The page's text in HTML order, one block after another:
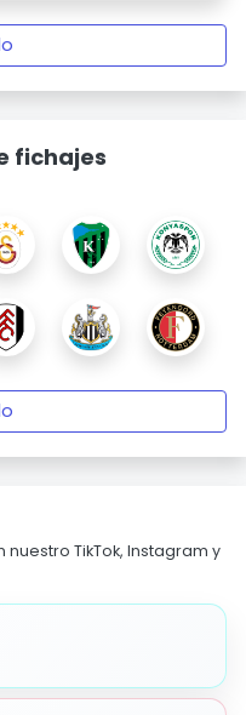
fichajes
TikTok, Instagram y